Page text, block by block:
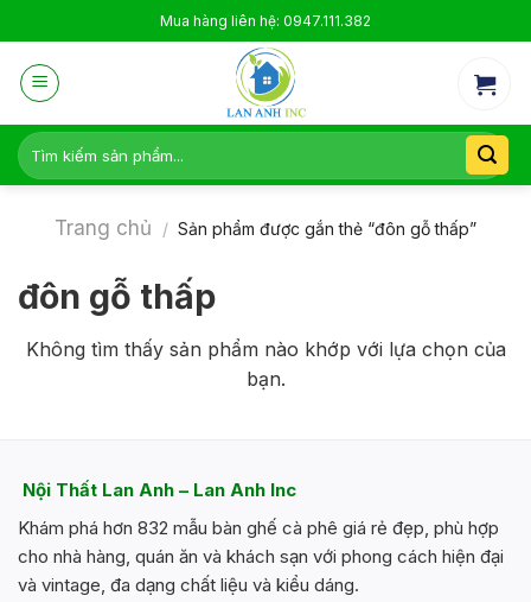
to
content
Mua hàng liên hệ: 0947.111.382
Tìm
kiếm:
Trang chủ / Sản phẩm được gắn thẻ “đôn gỗ thấp”
đôn gỗ thấp
Không tìm thấy sản phẩm nào khớp với lựa chọn của
bạn.
Nội Thất Lan Anh – Lan Anh Inc
Khám phá hơn 832 mẫu bàn ghế cà phê giá rẻ đẹp, phù hợp
cho nhà hàng, quán ăn và khách sạn với phong cách hiện đại
và vintage, đa dạng chất liệu và kiểu dáng.